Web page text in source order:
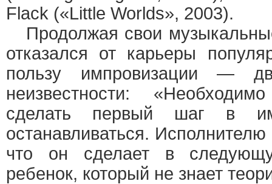
Flack («Little Worlds», 2003).
Продолжая свои
отказался от карьеры
пользу импровизации —
неизвестности:
сделать первый шаг в
останавливаться.
что он сделает в
ребенок, который не знает